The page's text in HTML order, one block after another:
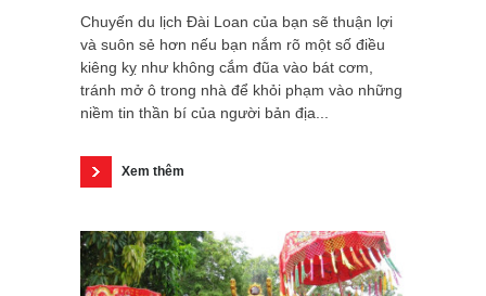
Chuyến du lịch Đài Loan của bạn sẽ thuận lợi
và suôn sẻ hơn nếu bạn nắm rõ một số điều
kiêng kỵ như không cắm đũa vào bát cơm,
tránh mở ô trong nhà để khỏi phạm vào những
niềm tin thần bí của người bản địa...
Xem thêm